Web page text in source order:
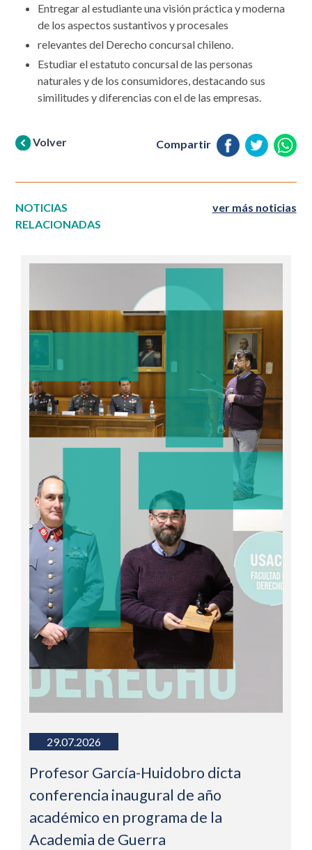
Entregar al estudiante una visión práctica y moderna
de los aspectos sustantivos y procesales
relevantes del Derecho concursal chileno.
Estudiar el estatuto concursal de las personas
naturales y de los consumidores, destacando sus
similitudes y diferencias con el de las empresas.
Volver Compartir
NOTICIAS
RELACIONADAS
ver más noticias
29.07.2026
Profesor García-Huidobro dicta
conferencia inaugural de año
académico en programa de la
Academia de Guerra